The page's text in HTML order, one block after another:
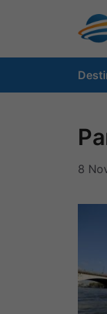
contenuto
8